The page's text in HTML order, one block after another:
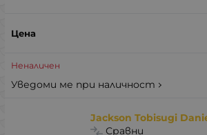
Неналичен
Уведоми ме при наличност
Jackson Tobisugi
Сравни